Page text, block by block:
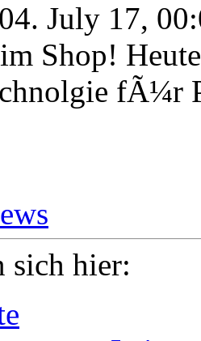
July 17,
Shop!
fÃ¼r
sich hier: